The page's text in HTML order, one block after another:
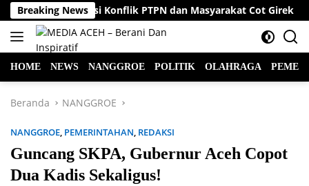
Langsung
ke
konten
Breaking News
Ayah Wa Mediasi Konflik PTPN dan Masyarakat Cot Girek
HOME NEWS NANGGROE POLITIK OLAHRAGA
Beranda NANGGROE
NANGGROE, PEMERINTAHAN, REDAKSI
Guncang SKPA, Gubernur Aceh Copot
Dua Kadis Sekaligus!